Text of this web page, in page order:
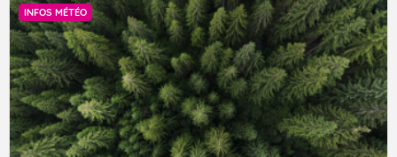
INFOS MÉTÉO